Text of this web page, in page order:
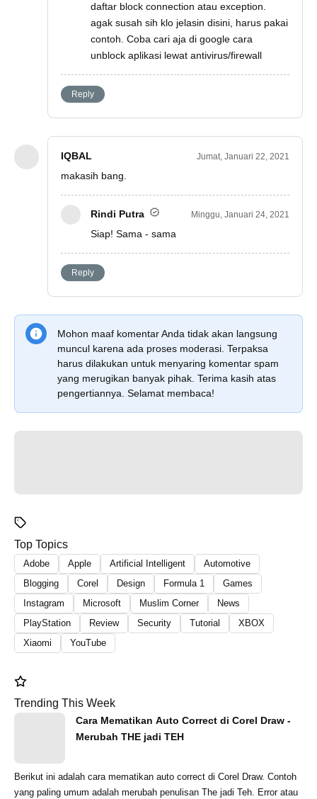
daftar block connection atau exception.
agak susah sih klo jelasin disini, harus pakai
contoh. Coba cari aja di google cara
unblock aplikasi lewat antivirus/firewall
Reply
IQBAL Jumat, Januari 22, 2021
makasih bang.
Rindi Putra Minggu, Januari 24, 2021
Siap! Sama - sama
Reply
Mohon maaf komentar Anda tidak akan langsung
muncul karena ada proses moderasi. Terpaksa
harus dilakukan untuk menyaring komentar spam
yang merugikan banyak pihak. Terima kasih atas
pengertiannya. Selamat membaca!
Top Topics
Adobe Apple Artificial Intelligent
Automotive
Blogging
Corel Design Formula 1
Games
Instagram
Microsoft Muslim Corner
News
PlayStation
Review Security Tutorial
XBOX
Xiaomi
YouTube
Trending This Week
Cara Mematikan Auto Correct di Corel Draw -
Merubah THE jadi TEH
Berikut ini adalah cara mematikan auto correct di Corel Draw. Contoh
yang paling umum adalah merubah penulisan The jadi Teh. Error atau